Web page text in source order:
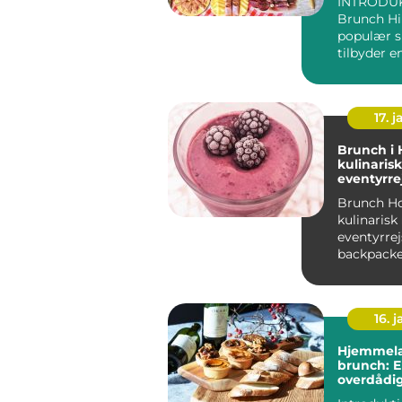
Brunch
populær
tilbyder
17.
Brunch i
Brunch
kulinarisk
16.
brunch: